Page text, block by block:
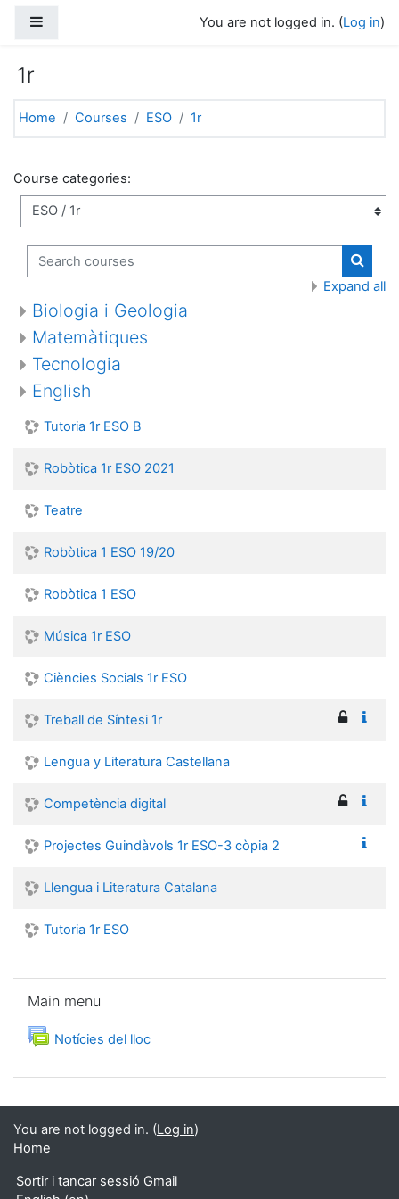
You are not logged in. (Log in)
1r
Home Courses ESO 1r
Course categories:
Search courses
Expand all
Biologia i Geologia
Matemàtiques
Tecnologia
English
Tutoria 1r ESO B
Robòtica 1r ESO 2021
Teatre
Robòtica 1 ESO 19/20
Robòtica 1 ESO
Música 1r ESO
Ciències Socials 1r ESO
Treball de Síntesi 1r
Lengua y Literatura Castellana
Competència digital
Projectes Guindàvols 1r ESO-3 còpia 2
Llengua i Literatura Catalana
Tutoria 1r ESO
Main menu
Notícies del llocForum
You are not logged in. (Log in)
Home
Sortir i tancar sessió Gmail